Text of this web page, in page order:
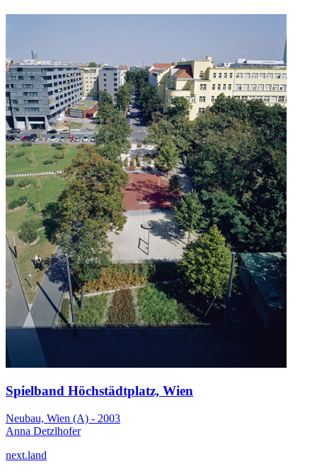
Spielband Höchstädtplatz, Wien
Neubau, Wien (A) - 2003
Anna Detzlhofer
next.land